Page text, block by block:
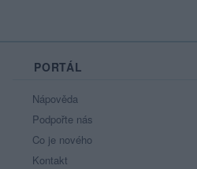
PORTÁL
Nápověda
Podpořte nás
Co je nového
Kontakt